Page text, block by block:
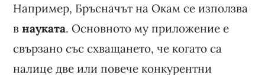
Например, Бръсначът на Окам се използва
внауката. Основното му приложение е
свързано със схващането, че когато са
налице две или повече конкурентни